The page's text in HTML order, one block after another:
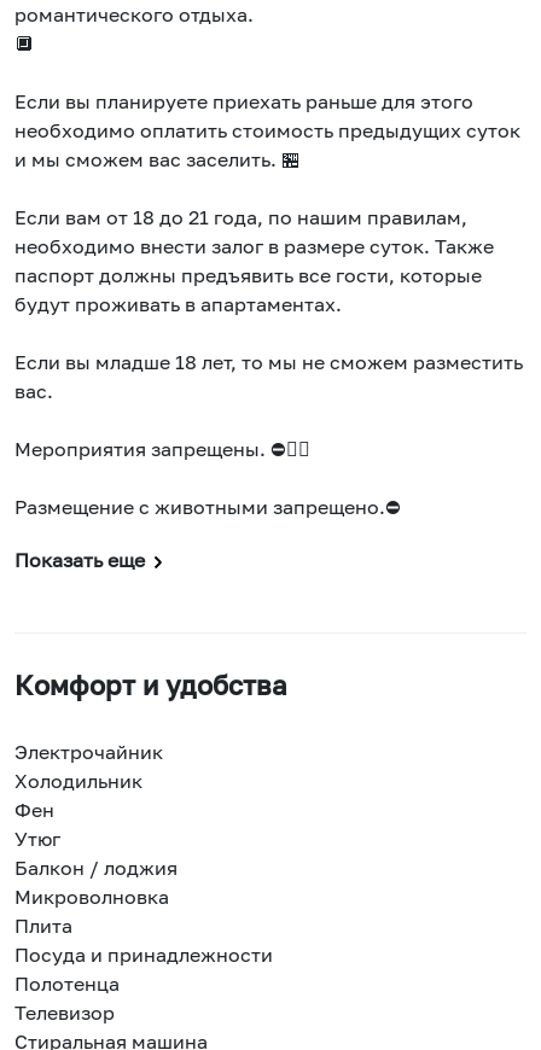
романтического отдыха.
🔲
Если вы планируете приехать раньше для этого
необходимо оплатить стоимость предыдущих суток
и мы сможем вас заселить. 🏪
Если вам от 18 до 21 года, по нашим правилам,
необходимо внести залог в размере суток. Также
паспорт должны предъявить все гости, которые
будут проживать в апартаментах.
Если вы младше 18 лет, то мы не сможем разместить
вас.
Мероприятия запрещены. ⛔🤸‍♂️
Размещение с животными запрещено.⛔
Показать еще
Комфорт и удобства
Электрочайник
Холодильник
Фен
Утюг
Балкон / лоджия
Микроволновка
Плита
Посуда и принадлежности
Полотенца
Телевизор
Стиральная машина